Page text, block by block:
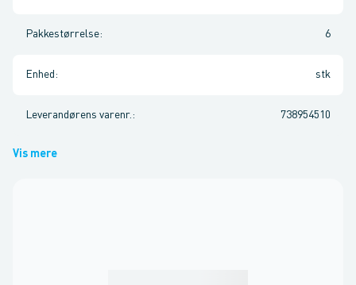
Pakkestørrelse: 6
Enhed : stk
Leverandørens varenr. : 738954510
Vis mere